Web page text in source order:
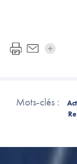
Mots-clés :